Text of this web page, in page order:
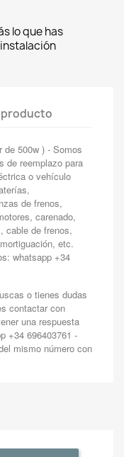
lo que has
producto
de 500w ) - Somos
de reemplazo para
o vehículo
de frenos,
carenado,
cable de frenos,
etc.
whatsapp +34
o tienes dudas
contactar con
una respuesta
+34 696403761 -
mismo número con